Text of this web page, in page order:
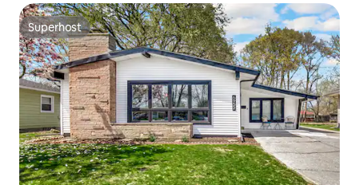
Superhost
Superhost